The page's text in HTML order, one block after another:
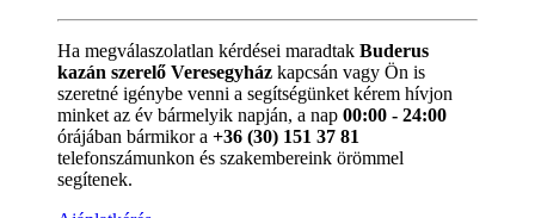
Ha megválaszolatlan kérdései maradtak Buderus
kazán szerelő Veresegyház kapcsán vagy Ön is
szeretné igénybe venni a segítségünket kérem hívjon
minket az év bármelyik napján, a nap 00:00 - 24:00
órájában bármikor a +36 (30) 151 37 81
telefonszámunkon és szakembereink örömmel
segítenek.